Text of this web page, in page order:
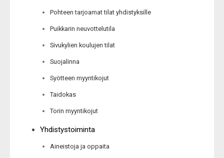
Pohteen tarjoamat tilat yhdistyksille
Puikkarin neuvottelutila
Sivukylien koulujen tilat
Suojalinna
Syötteen myyntikojut
Taidokas
Torin myyntikojut
Yhdistystoiminta
Aineistoja ja oppaita